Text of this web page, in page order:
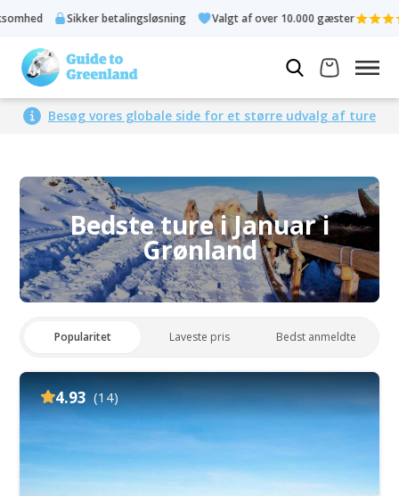
betalingsløsning Valgt af over 10.000 gæster Bedømt 4,3
Besøg vores globale side for et større udvalg af ture
Bedste ture i Januar i
Grønland
Popularitet Laveste pris Bedst anmeldte
4.93 (14)